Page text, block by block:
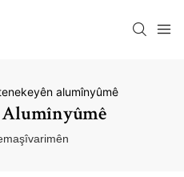
alumînyûmê